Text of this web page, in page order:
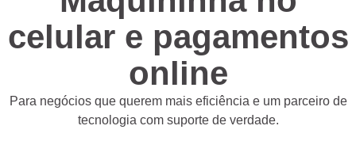
celular e pagamentos
online
Para negócios que querem mais eficiência e um parceiro de
tecnologia com suporte de verdade.